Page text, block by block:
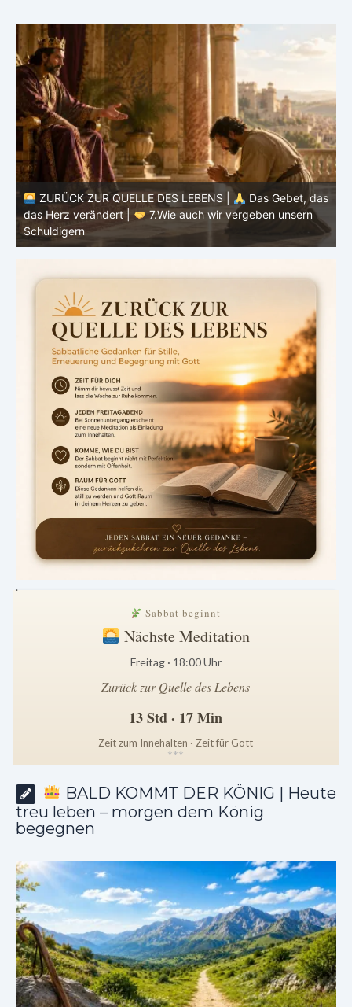
ZURÜCK ZUR QUELLE DES LEBENS |
Das Gebet, das
das Herz verändert |
6.Und vergib uns unsere Schuld
.
Sabbat beginnt
Nächste Meditation
Freitag · 18:00 Uhr
Zurück zur Quelle des Lebens
13 Std · 17 Min
Zeit zum Innehalten · Zeit für Gott
***
BALD KOMMT DER KÖNIG | Heute
treu leben – morgen dem König
begegnen